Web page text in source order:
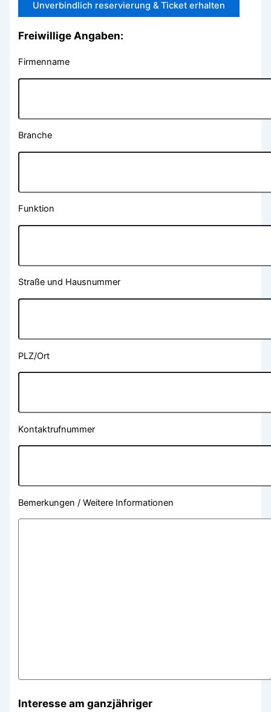
Freiwillige Angaben:
Firmenname
Branche
Funktion
Straße und Hausnummer
PLZ/Ort
Kontaktrufnummer
Bemerkungen / Weitere Informationen
Interesse am ganzjähriger